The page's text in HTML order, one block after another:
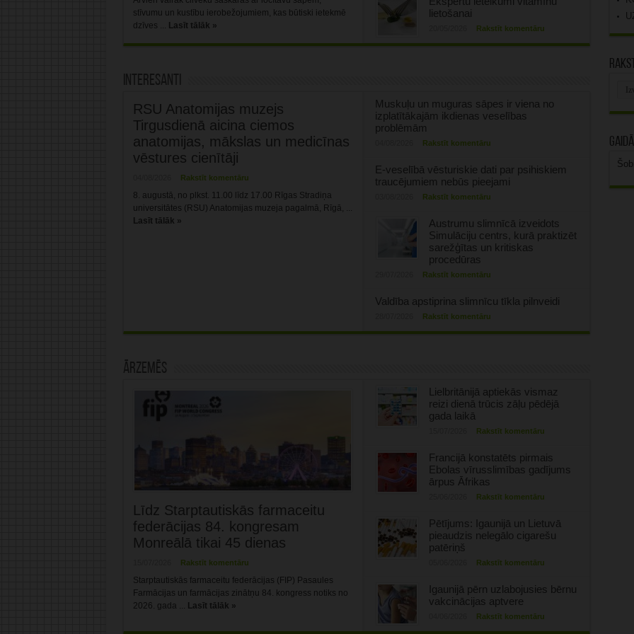
stīvumu un kustību ierobežojumiem, kas būtiski ietekmē
dzīves ... Lasīt tālāk »
lietošanai
Rakstīt komentāru
Interesanti
RSU Anatomijas muzejs
Tirgusdienā aicina ciemos
anatomijas, mākslas un medicīnas
vēstures cienītāji
Rakstīt komentāru
8. augustā, no plkst. 11.00 līdz 17.00 Rīgas Stradiņa
universitātes (RSU) Anatomijas muzeja pagalmā, Rīgā, ...
Lasīt tālāk »
Muskuļu un muguras sāpes ir viena no
izplatītākajām ikdienas veselības
problēmām
Rakstīt komentāru
E-veselībā vēsturiskie dati par psihiskiem
traucējumiem nebūs pieejami
Rakstīt komentāru
Austrumu slimnīcā izveidots
Simulāciju centrs, kurā praktizēt
sarežģītas un kritiskas
procedūras
Rakstīt komentāru
Valdība apstiprina slimnīcu tīkla pilnveidi
Rakstīt komentāru
Ārzemēs
Līdz Starptautiskās farmaceitu
federācijas 84. kongresam
Monreālā tikai 45 dienas
Rakstīt komentāru
Starptautiskās farmaceitu federācijas (FIP) Pasaules
Farmācijas un farmācijas zinātņu 84. kongress notiks no
2026. gada ... Lasīt tālāk »
Lielbritānijā aptiekās vismaz
reizi dienā trūcis zāļu pēdējā
gada laikā
Rakstīt komentāru
Francijā konstatēts pirmais
Ebolas vīrusslimības gadījums
ārpus Āfrikas
Rakstīt komentāru
Pētījums: Igaunijā un Lietuvā
pieaudzis nelegālo cigarešu
patēriņš
Rakstīt komentāru
Igaunijā pērn uzlabojusies bērnu
vakcinācijas aptvere
Rakstīt komentāru